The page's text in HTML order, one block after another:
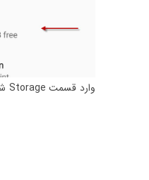
وارد قسمت Storage شوید. در این قسمت میزان حافظه استفاده شده را در یک